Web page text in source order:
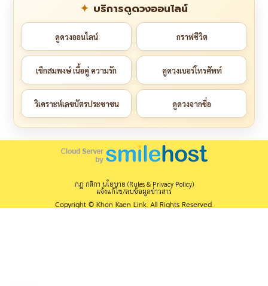
บริการดูดวงออนไลน์
ดูดวงออนไลน์ กราฟชีวิต
เช็กสมพงษ์ เนื้อคู่ ความรัก ดูดวงเบอร์โทรศัพท์
วิเคราะห์เลขบัตรประชาชน ดูดวงจากชื่อ
กฎ กติกา นโยบาย (Rules & Privacy Policy)
แจ้งแก้ไข/ลบข้อมูลข่าวสาร
Copyright © Khon Kaen Link. All Rights Reserved.